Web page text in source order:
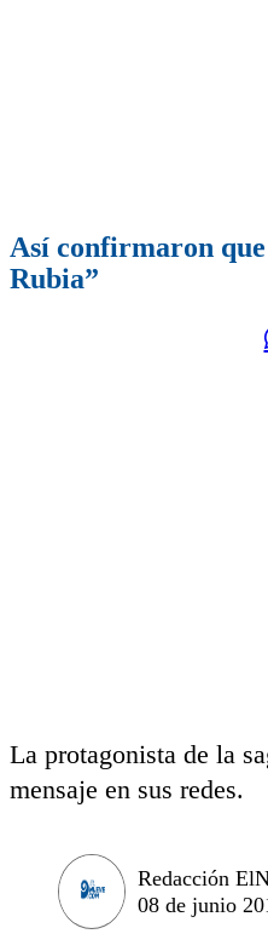
Así confirmaron
Rubia”
La protagonista de la
mensaje en sus redes.
Redacción
08 de junio